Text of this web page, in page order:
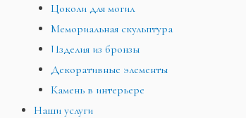
Цоколи для могил
Мемориальная скульптура
Изделия из бронзы
Декоративные элементы
Камень в интерьере
Наши услуги